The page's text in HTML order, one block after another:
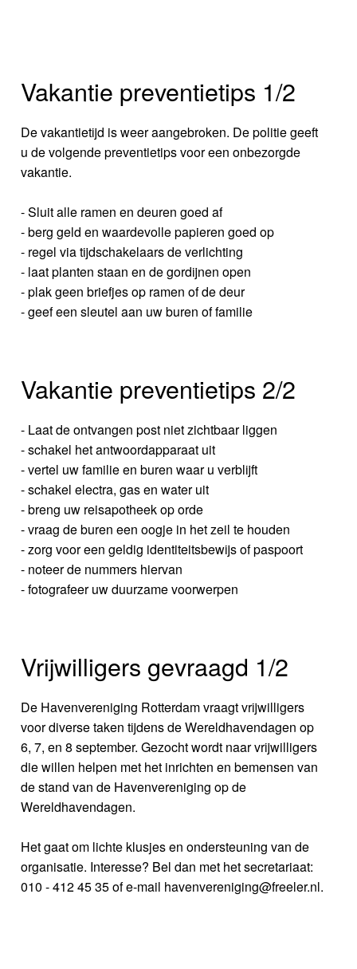
Vakantie preventietips 1/2
De vakantietijd is weer aangebroken. De politie geeft
u de volgende preventietips voor een onbezorgde
vakantie.
- Sluit alle ramen en deuren goed af
- berg geld en waardevolle papieren goed op
- regel via tijdschakelaars de verlichting
- laat planten staan en de gordijnen open
- plak geen briefjes op ramen of de deur
- geef een sleutel aan uw buren of familie
Vakantie preventietips 2/2
- Laat de ontvangen post niet zichtbaar liggen
- schakel het antwoordapparaat uit
- vertel uw familie en buren waar u verblijft
- schakel electra, gas en water uit
- breng uw reisapotheek op orde
- vraag de buren een oogje in het zeil te houden
- zorg voor een geldig identiteitsbewijs of paspoort
- noteer de nummers hiervan
- fotografeer uw duurzame voorwerpen
Vrijwilligers gevraagd 1/2
De Havenvereniging Rotterdam vraagt vrijwilligers
voor diverse taken tijdens de Wereldhavendagen op
6, 7, en 8 september. Gezocht wordt naar vrijwilligers
die willen helpen met het inrichten en bemensen van
de stand van de Havenvereniging op de
Wereldhavendagen.
Het gaat om lichte klusjes en ondersteuning van de
organisatie. Interesse? Bel dan met het secretariaat:
010 - 412 45 35 of e-mail havenvereniging@freeler.nl.